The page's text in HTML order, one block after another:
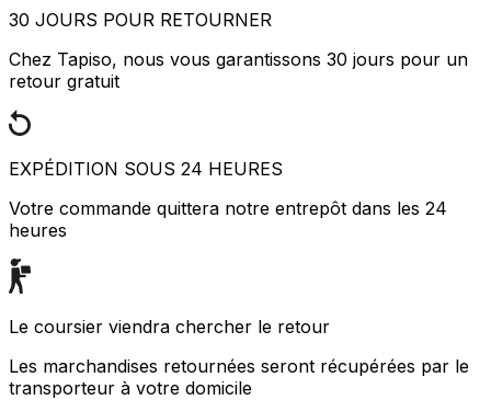
30 JOURS POUR RETOURNER
Chez Tapiso, nous vous garantissons 30 jours pour un
retour gratuit
EXPÉDITION SOUS 24 HEURES
Votre commande quittera notre entrepôt dans les 24
heures
Le coursier viendra chercher le retour
Les marchandises retournées seront récupérées par le
transporteur à votre domicile